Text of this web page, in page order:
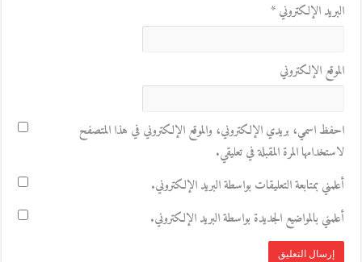
البريد الإلكتروني*
الموقع الإلكتروني
احفظ اسمي، بريدي الإلكتروني، والموقع الإلكتروني في هذا المتصفح
لاستخدامها المرة المقبلة في تعليقي.
أعلمني بمتابعة التعليقات بواسطة البريد الإلكتروني.
أعلمني بالمواضيع الجديدة بواسطة البريد الإلكتروني.